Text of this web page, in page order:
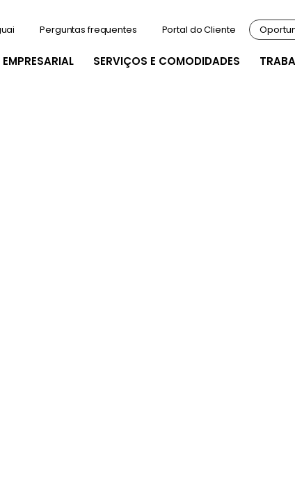
SERVIÇOS E COMODIDADES
Perguntas frequentes Portal do Cliente